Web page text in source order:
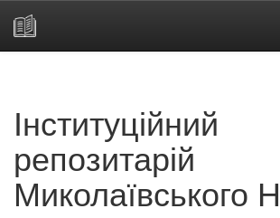
Інституційний
репозитарій
Миколаївського